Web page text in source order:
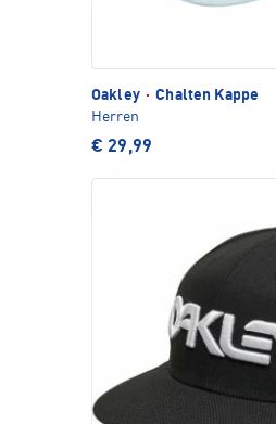
Oakley · Chalten Kappe
Herren
€ 29,99